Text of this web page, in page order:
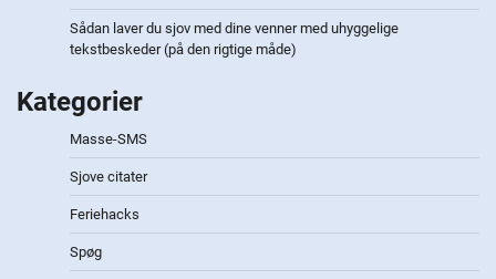
Sådan laver du sjov med dine venner med uhyggelige
tekstbeskeder (på den rigtige måde)
Kategorier
Masse-SMS
Sjove citater
Feriehacks
Spøg